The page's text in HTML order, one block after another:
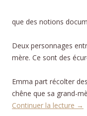
que des notions
Deux personnages
mère. Ce sont des
Emma part récolter
chêne que sa grand-
Continuer la lecture →